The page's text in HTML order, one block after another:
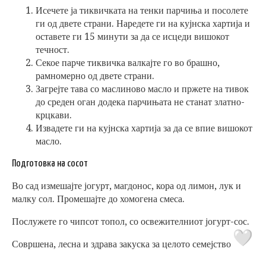
Исечете ја тиквичката на тенки парчиња и посолете
ги од двете страни. Наредете ги на кујнска хартија и
оставете ги 15 минути за да се исцеди вишокот
течност.
Секое парче тиквичка валкајте го во брашно,
рамномерно од двете страни.
Загрејте тава со маслиново масло и пржете на тивок
до среден оган додека парчињата не станат златно-
крцкави.
Извадете ги на кујнска хартија за да се впие вишокот
масло.
Подготовка на сосот
Во сад измешајте јогурт, магдонос, кора од лимон, лук и
малку сол. Промешајте до хомогена смеса.
Послужете го чипсот топол, со освежителниот јогурт-сос.
Совршена, лесна и здрава закуска за целото семејство